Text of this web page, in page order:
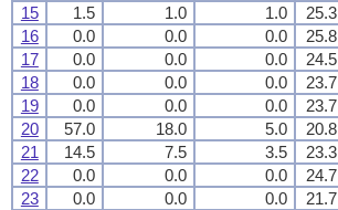
15
1.5 1.0 1.0 25.3
16
0.0 0.0 0.0 25.8
17
0.0 0.0 0.0 24.5
18
0.0 0.0 0.0 23.7
19
0.0 0.0 0.0 23.7
20
57.0 18.0 5.0 20.8
21
14.5 7.5 3.5 23.3
22
0.0 0.0 0.0 24.7
23
0.0 0.0 0.0 21.7